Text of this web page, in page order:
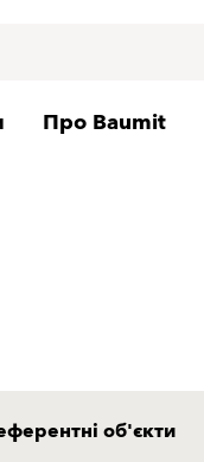
Про Baumit
об'єкти